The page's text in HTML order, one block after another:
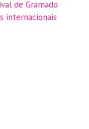
de Gramado
internacionais